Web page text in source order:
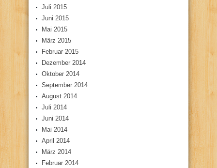
Juli 2015
Juni 2015
Mai 2015
März 2015
Februar 2015
Dezember 2014
Oktober 2014
September 2014
August 2014
Juli 2014
Juni 2014
Mai 2014
April 2014
März 2014
Februar 2014